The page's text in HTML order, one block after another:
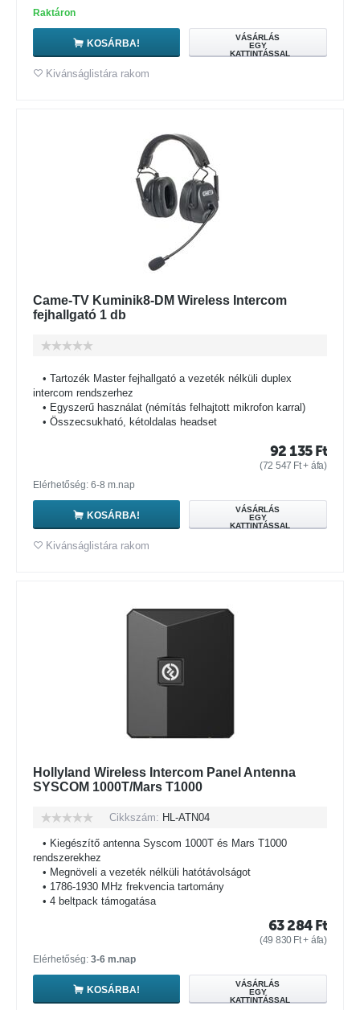
Raktáron
KOSÁRBA!
VÁSÁRLÁS
EGY
KATTINTÁSSAL
Kivánságlistára rakom
Came-TV Kuminik8-DM Wireless Intercom
fejhallgató 1 db
• Tartozék Master fejhallgató a vezeték nélküli duplex
intercom rendszerhez
• Egyszerű használat (némítás felhajtott mikrofon karral)
• Összecsukható, kétoldalas headset
92 135 Ft
(72 547 Ft+ áfa)
Elérhetőség: 6-8 m.nap
KOSÁRBA!
VÁSÁRLÁS
EGY
KATTINTÁSSAL
Kivánságlistára rakom
Hollyland Wireless Intercom Panel Antenna
SYSCOM 1000T/Mars T1000
Cikkszám: HL-ATN04
• Kiegészítő antenna Syscom 1000T és Mars T1000
rendszerekhez
• Megnöveli a vezeték nélküli hatótávolságot
• 1786-1930 MHz frekvencia tartomány
• 4 beltpack támogatása
63 284 Ft
(49 830 Ft+ áfa)
Elérhetőség: 3-6 m.nap
KOSÁRBA!
VÁSÁRLÁS
EGY
KATTINTÁSSAL